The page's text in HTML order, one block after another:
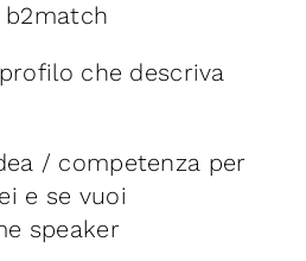
b2match
che descriva
/ competenza per
e se vuoi
speaker